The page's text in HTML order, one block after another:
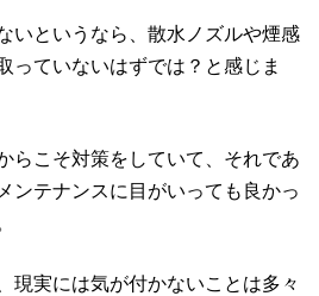
いというなら、散水ノズルや煙感
っていないはずでは？と感じま
らこそ対策をしていて、それであ
ンテナンスに目がいっても良かっ
現実には気が付かないことは多々